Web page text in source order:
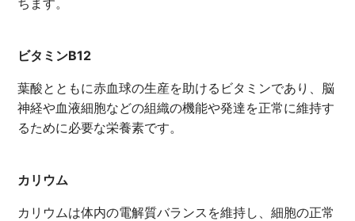
ビタミンB12
葉酸とともに赤血球の生産を助けるビタミンであり、脳
神経や血液細胞などの組織の機能や発達を正常に維持す
るために必要な栄養素です。
カリウム
カリウムは体内の電解質バランスを維持し、細胞の正常